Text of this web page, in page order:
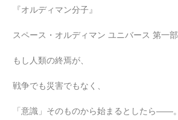
『オルディマン分子』
スペース・オルディマン ユニバース 第一部
もし人類の終焉が、
戦争でも災害でもなく、
「意識」そのものから始まるとしたら――。